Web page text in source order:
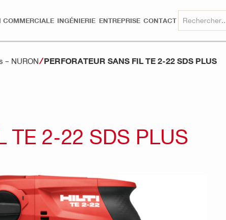
COMMERCIALE INGÉNIERIE ENTREPRISE CONTACT
– NURON PERFORATEUR SANS FIL TE 2-22 SDS PLUS
TE 2-22 SDS PLUS